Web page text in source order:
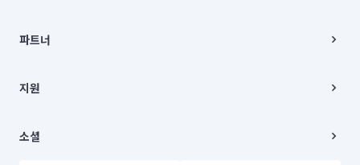
주소 | 본사: 서울특별시 종로구 율곡로 6(중학동, 트윈트리빌딩) B동 5층
컨택센터 : 서울특별시 종로구 수송동 율곡로 24, 7층, 8층 미소
상품, 상품정보, 거래에 관한 의무와 책임은 거래당사자에게 있습니다.
언론 보도 관련 문의:
© 유한회사 미소. Miso, Inc. All Rights Reserved.
채용
파트너
이사
지원
이용약관
소셜